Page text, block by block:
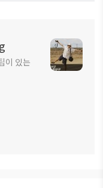
이 있는